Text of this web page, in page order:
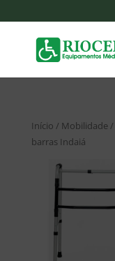
Início / Mobilidade/
barras Indaiá